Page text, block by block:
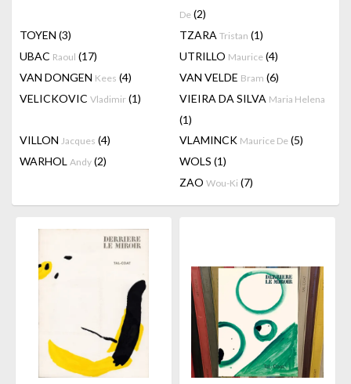
De (2)
TOYEN (3) TZARA Tristan (1)
UBAC Raoul (17) UTRILLO Maurice (4)
VAN DONGEN Kees (4) VAN VELDE Bram (6)
VELICKOVIC Vladimir (1) VIEIRA DA SILVA Maria Helena
(1)
VILLON Jacques (4) VLAMINCK Maurice De (5)
WARHOL Andy (2) WOLS (1)
ZAO Wou-Ki (7)